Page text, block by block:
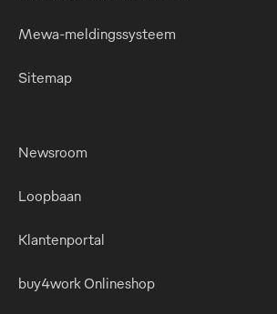
Mewa-meldingssysteem
Sitemap
Newsroom
Loopbaan
Klantenportal
buy4work Onlineshop